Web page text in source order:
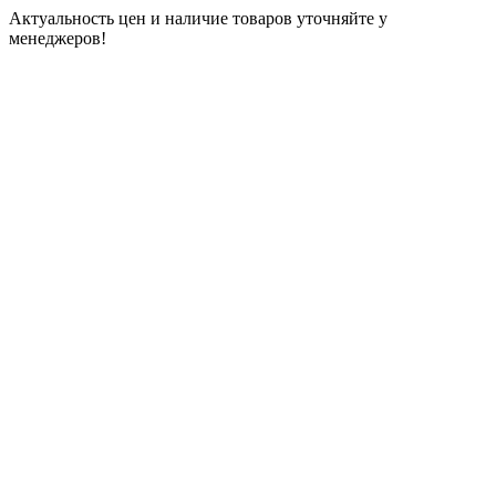
Актуальность цен и наличие товаров уточняйте у
менеджеров!